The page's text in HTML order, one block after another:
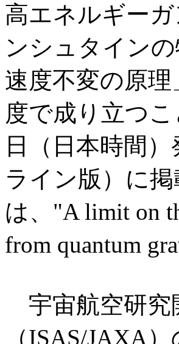
高エネルギー
ンシュタイン
速度不変の原
度で成り立つ
日（日本時間
ライン版）に
は、"A limit on
from quantum
宇宙航空研究
（ISAS/JAXA